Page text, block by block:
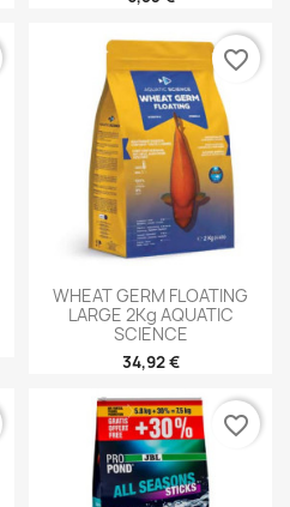
WHEAT GERM FLOATING
LARGE 2Kg AQUATIC
SCIENCE
34,92 €
favorite_border
favorite_border